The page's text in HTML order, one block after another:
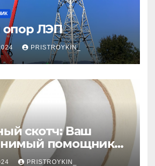
опор ЛЭП
PRISTROYKIN_
скотч: Ваш
помощник
работах
PRISTROYKIN_